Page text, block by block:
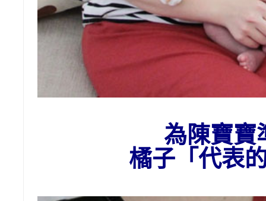
為陳寶寶
橘子 「代表